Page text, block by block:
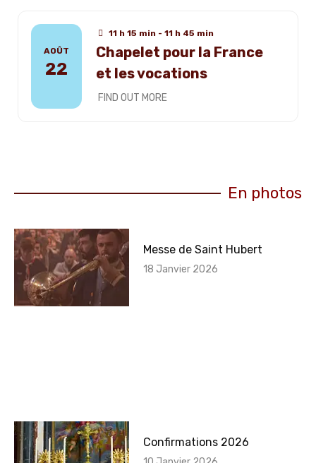
AOÛT
22
11 h 15 min - 11 h 45 min
Chapelet pour la France
et les vocations
FIND OUT MORE
En photos
Messe de Saint Hubert
18 Janvier 2026
Confirmations 2026